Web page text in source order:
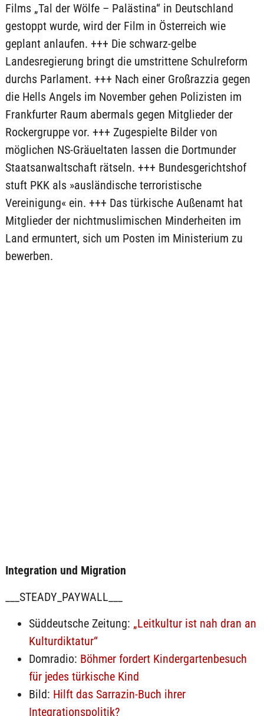
Films „Tal der Wölfe – Palästina“ in Deutschland
gestoppt wurde, wird der Film in Österreich wie
geplant anlaufen. +++ Die schwarz-gelbe
Landesregierung bringt die umstrittene Schulreform
durchs Parlament. +++ Nach einer Großrazzia gegen
die Hells Angels im November gehen Polizisten im
Frankfurter Raum abermals gegen Mitglieder der
Rockergruppe vor. +++ Zugespielte Bilder von
möglichen NS-Gräueltaten lassen die Dortmunder
Staatsanwaltschaft rätseln. +++ Bundesgerichtshof
stuft PKK als »ausländische terroristische
Vereinigung« ein. +++ Das türkische Außenamt hat
Mitglieder der nichtmuslimischen Minderheiten im
Land ermuntert, sich um Posten im Ministerium zu
bewerben.
Integration und Migration
___STEADY_PAYWALL___
Süddeutsche Zeitung: „Leitkultur ist nah dran an
Kulturdiktatur“
Domradio: Böhmer fordert Kindergartenbesuch
für jedes türkische Kind
Bild: Hilft das Sarrazin-Buch ihrer
Integrationspolitik?